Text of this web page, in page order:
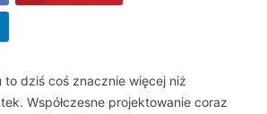
to dziś coś znacznie więcej niż
Współczesne projektowanie coraz